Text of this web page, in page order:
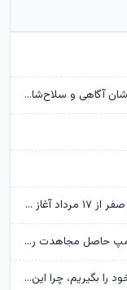
قالیباف: خبرنگاران رزمندگانی هستند که سنگرشان آگاهی و سلاح‌شان حقیقت است
فروش بلیت رفت و برگشت زائران دهه پایانی صفر از ۱۷ مرداد آغاز می‌شود
سپاه: اعتراف رسانه‌های خارجی به شکست ترامپ حاصل مجاهدت رسانه‌های انقلابی است
رئیس‌جمهور: وقتی می‌توانیم با گفت‌وگو حق خود را بگیریم، چرا این کار را نکنیم؟